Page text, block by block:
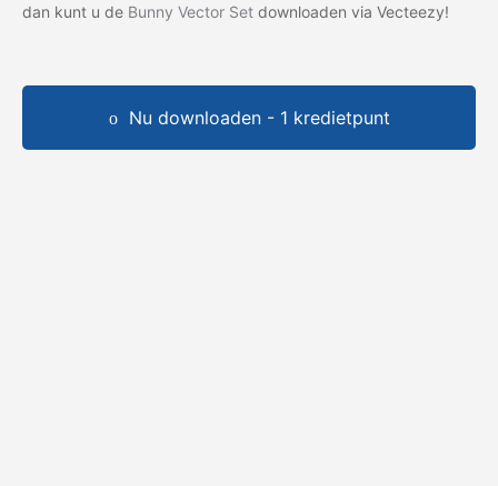
dan kunt u de Bunny Vector Set downloaden via Vecteezy!
Nu downloaden - 1 kredietpunt